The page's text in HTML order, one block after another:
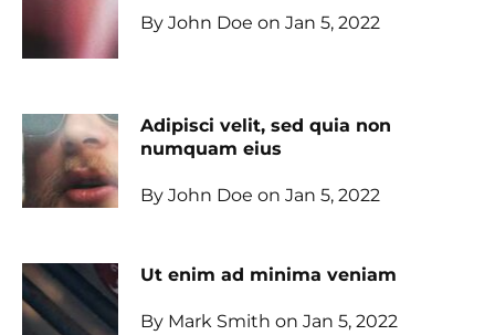
By John Doe on Jan 5, 2022
Adipisci velit, sed quia non
numquam eius
By John Doe on Jan 5, 2022
Ut enim ad minima veniam
By Mark Smith on Jan 5, 2022